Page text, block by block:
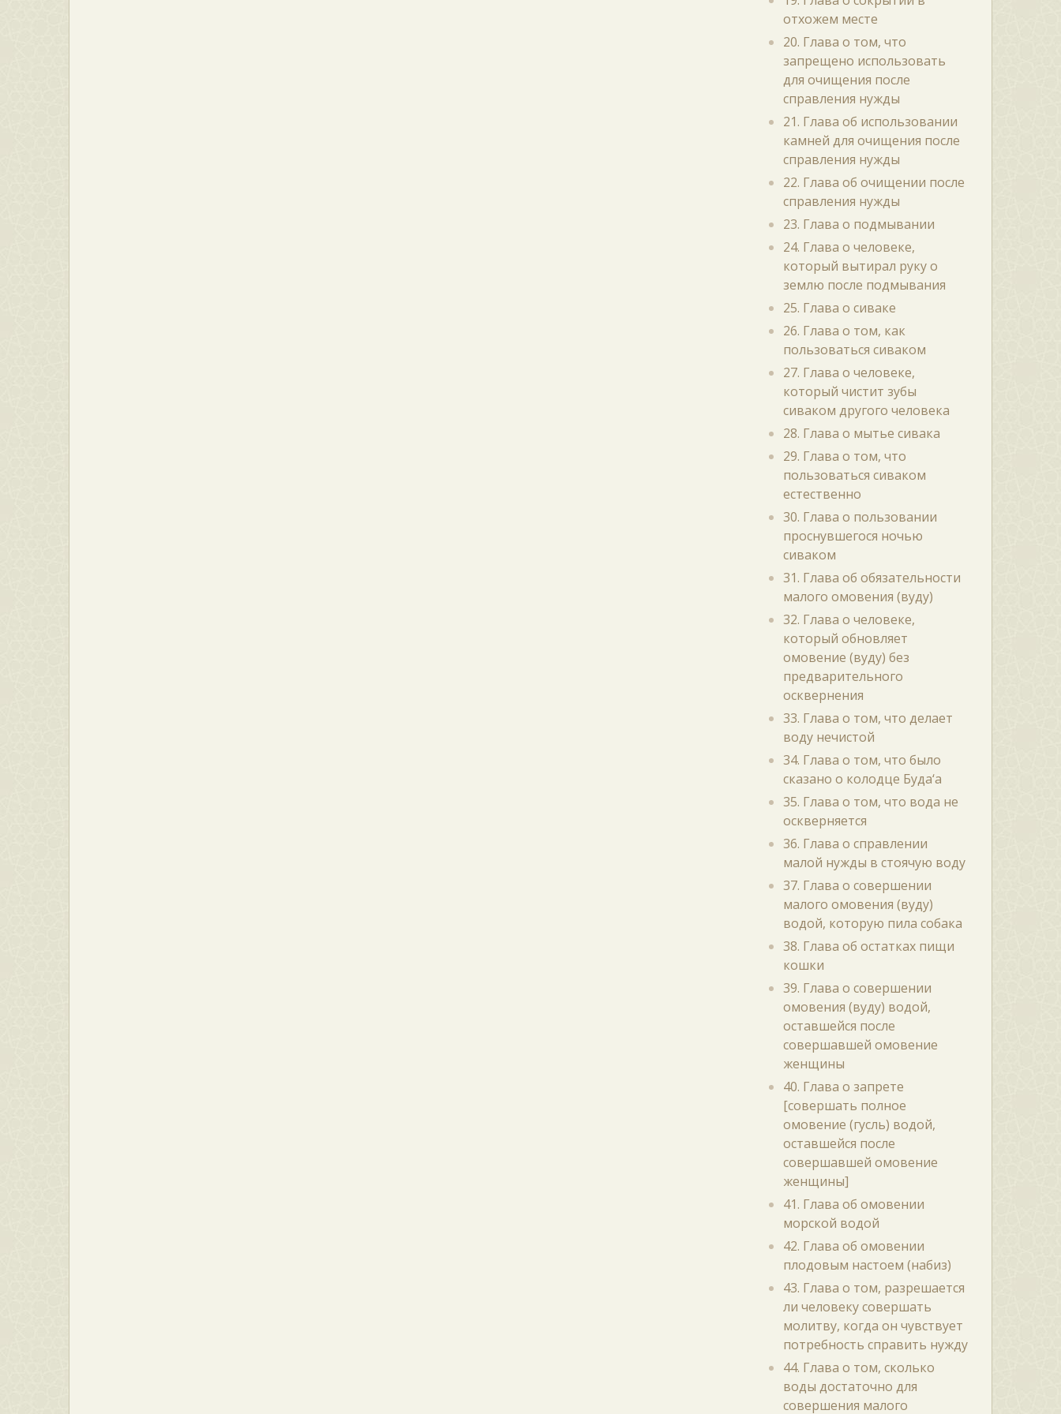
отхожем месте
20. Глава о том, что
запрещено использовать
для очищения после
справления нужды
21. Глава об использовании
камней для очищения после
справления нужды
22. Глава об очищении после
справления нужды
23. Глава о подмывании
24. Глава о человеке,
который вытирал руку о
землю после подмывания
25. Глава о сиваке
26. Глава о том, как
пользоваться сиваком
27. Глава о человеке,
который чистит зубы
сиваком другого человека
28. Глава о мытье сивака
29. Глава о том, что
пользоваться сиваком
естественно
30. Глава о пользовании
проснувшегося ночью
сиваком
31. Глава об обязательности
малого омовения (вуду)
32. Глава о человеке,
который обновляет
омовение (вуду) без
предварительного
осквернения
33. Глава о том, что делает
воду нечистой
34. Глава о том, что было
сказано о колодце Буда‘а
35. Глава о том, что вода не
оскверняется
36. Глава о справлении
малой нужды в стоячую воду
37. Глава о совершении
малого омовения (вуду)
водой, которую пила собака
38. Глава об остатках пищи
кошки
39. Глава о совершении
омовения (вуду) водой,
оставшейся после
совершавшей омовение
женщины
40. Глава о запрете
[совершать полное
омовение (гусль) водой,
оставшейся после
совершавшей омовение
женщины]
41. Глава об омовении
морской водой
42. Глава об омовении
плодовым настоем (набиз)
43. Глава о том, разрешается
ли человеку совершать
молитву, когда он чувствует
потребность справить нужду
44. Глава о том, сколько
воды достаточно для
совершения малого